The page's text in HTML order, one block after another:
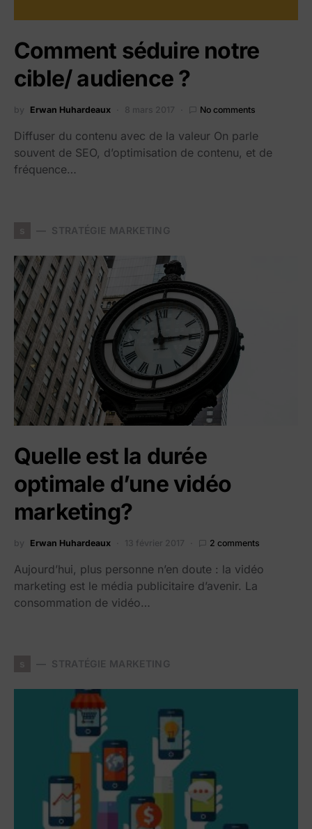
Comment séduire notre
cible/ audience ?
by Erwan Huhardeaux 8 mars 2017 No comments
Diffuser du contenu avec de la valeur On parle
souvent de SEO, d’optimisation de contenu, et de
fréquence…
STRATÉGIE MARKETING
Quelle est la durée
optimale d’une vidéo
marketing?
by Erwan Huhardeaux 13 février 2017 2 comments
Aujourd’hui, plus personne n’en doute : la vidéo
marketing est le média publicitaire d’avenir. La
consommation de vidéo…
STRATÉGIE MARKETING